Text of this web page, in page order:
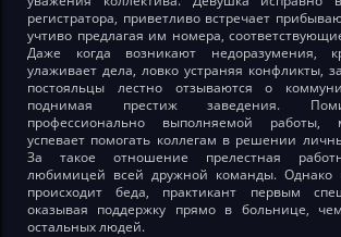
регистратора, приветливо встречает
учтиво предлагая им номера,
Даже когда возникают недоразумения,
улаживает дела, ловко устраняя конфликты,
постояльцы лестно отзываются о
поднимая престиж заведения.
профессионально выполняемой работы,
успевает помогать коллегам в решении
За такое отношение прелестная
любимицей всей дружной команды. Однако
происходит беда, практикант первым
оказывая поддержку прямо в больнице,
остальных людей.